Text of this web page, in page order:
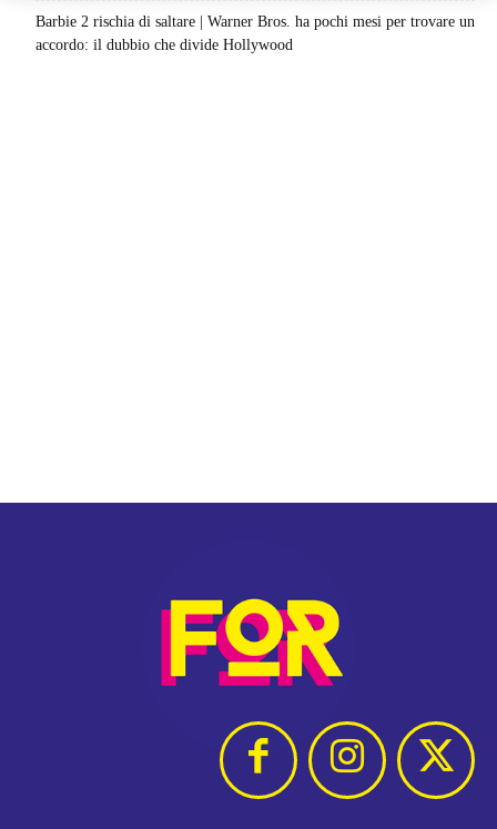
Barbie 2 rischia di saltare | Warner Bros. ha pochi mesi per trovare un
accordo: il dubbio che divide Hollywood